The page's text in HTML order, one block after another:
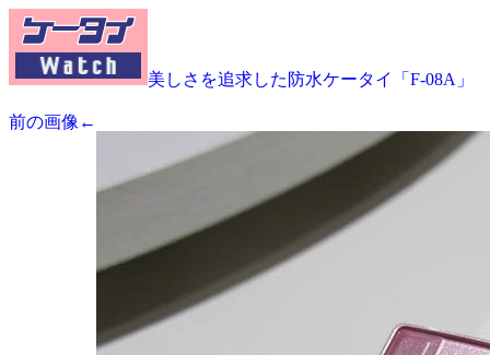
美しさを追求した防水ケータイ「F-08A」
前の画像←